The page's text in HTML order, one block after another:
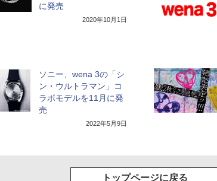
に発売
2020年10月1日
ソニー、wena 3の「シ
ン・ウルトラマン」コ
ラボモデルを11月に発
売
2022年5月9日
トップページに戻る